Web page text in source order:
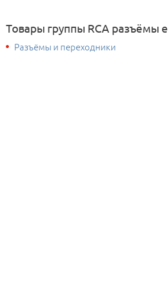
Товары группы RCA разъёмы
Разъёмы и переходники